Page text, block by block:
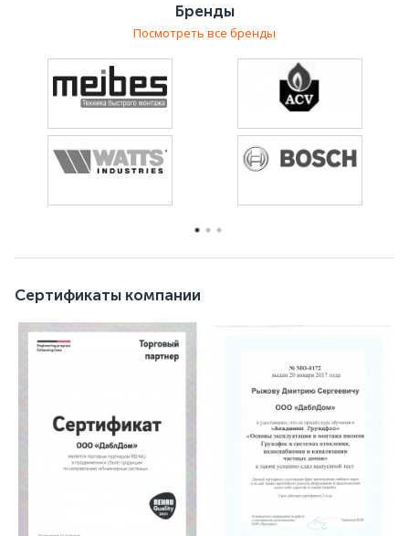
Бренды
Посмотреть все бренды
Сертификаты компании